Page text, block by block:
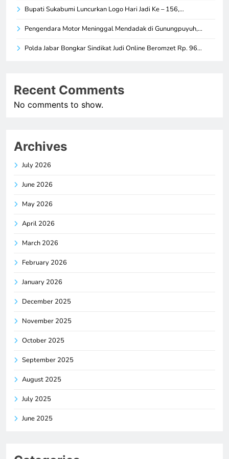
Bupati Sukabumi Luncurkan Logo Hari Jadi Ke – 156,…
Pengendara Motor Meninggal Mendadak di Gunungpuyuh,…
Polda Jabar Bongkar Sindikat Judi Online Beromzet Rp. 96…
Recent Comments
No comments to show.
Archives
July 2026
June 2026
May 2026
April 2026
March 2026
February 2026
January 2026
December 2025
November 2025
October 2025
September 2025
August 2025
July 2025
June 2025